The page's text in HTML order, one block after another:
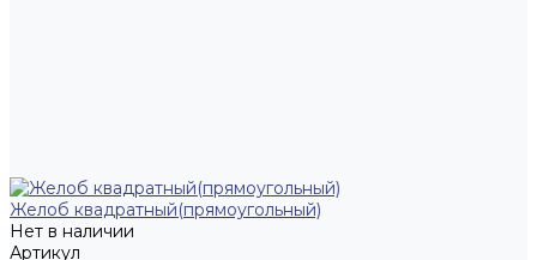
Желоб квадратный(прямоугольный)
Нет в наличии
Артикул